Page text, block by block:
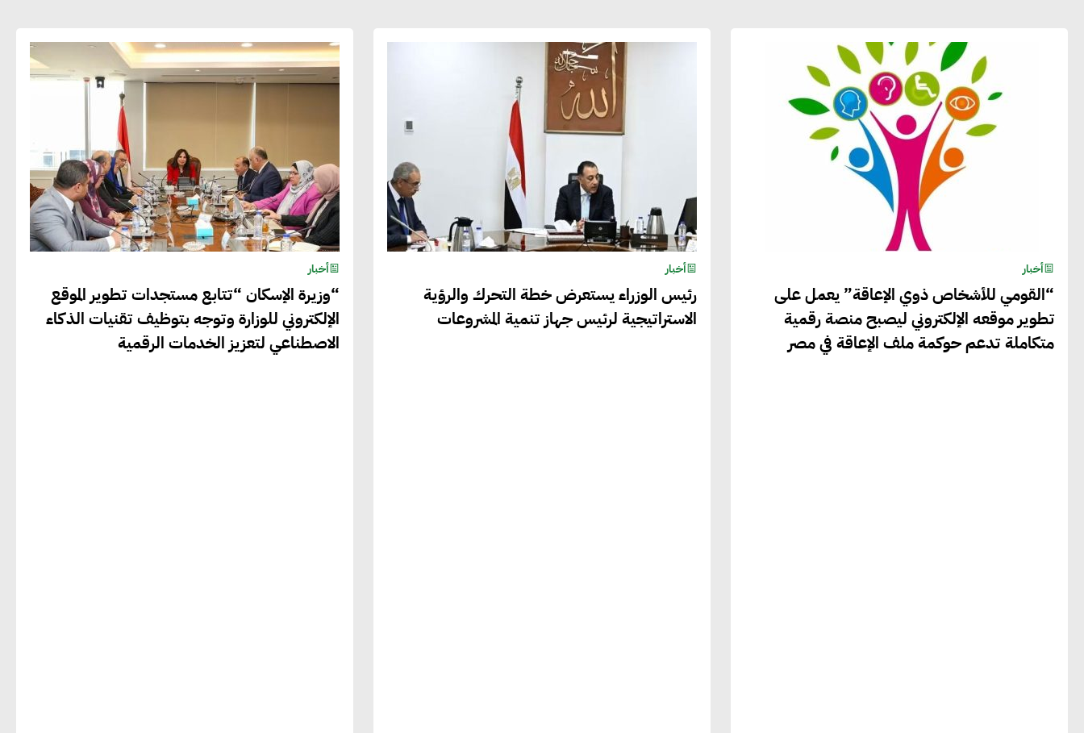
أخبار
“القومي للأشخاص ذوي الإعاقة” يعمل على
تطوير موقعه الإلكتروني ليصبح منصة رقمية
متكاملة تدعم حوكمة ملف الإعاقة في مصر
أخبار
رئيس الوزراء يستعرض خطة التحرك والرؤية
الاستراتيجية لرئيس جهاز تنمية المشروعات
أخبار
“وزيرة الإسكان “تتابع مستجدات تطوير الموقع
الإلكتروني للوزارة وتوجه بتوظيف تقنيات الذكاء
الاصطناعي لتعزيز الخدمات الرقمية